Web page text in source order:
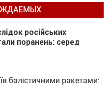
російських
поранень: серед
балістичними ракетами: